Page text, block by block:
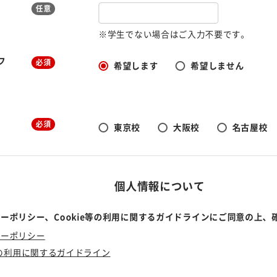
任意
※学生でない場合はご入力不要です。
必須 希望します 希望しません
必須 東京校 大阪校 名古屋校
個人情報について
ポリシー、Cookie等の利用に関するガイドラインにご同意の上、
ポリシー
用に関するガイドライン